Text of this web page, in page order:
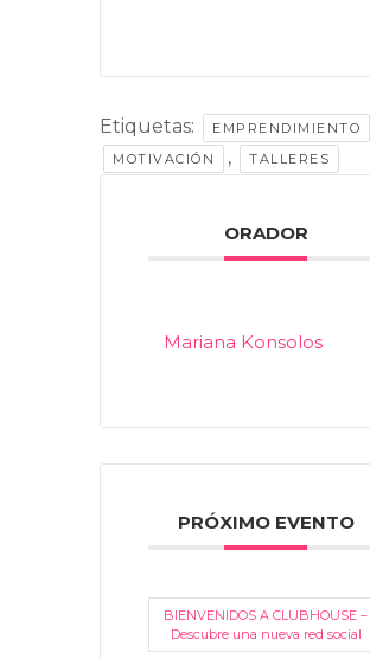
Etiquetas: EMPRENDIMIENTO
MOTIVACIÓN , TALLERES
ORADOR
Mariana Konsolos
PRÓXIMO EVENTO
BIENVENIDOS A CLUBHOUSE –
Descubre una nueva red social